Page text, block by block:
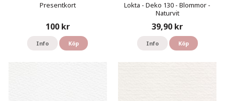
Presentkort
100 kr
Info Köp
Lokta - Deko 130 - Blommor -
Naturvit
39,90 kr
Info Köp